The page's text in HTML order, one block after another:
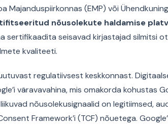
Majanduspiirkonnas (EMP) või
nõusolekute haldamise
sertifikaadita seisavad kirjastajad silmitsi
kvaliteeti.
regulatiivsest keskkonnast.
väravavahina, mis omakorda kohustas
nõusolekusignaalid on legitiimsed,
Framework’i (TCF) nõuetega.